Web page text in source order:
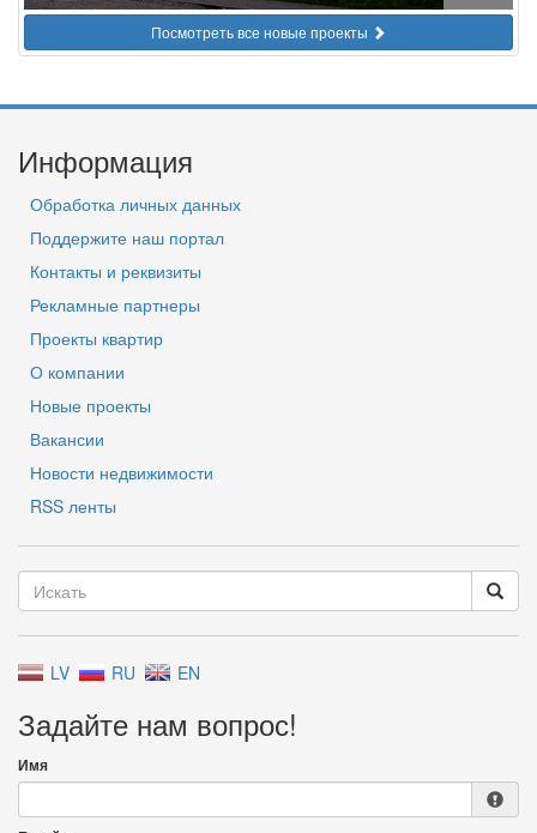
Посмотреть все новые проекты
Информация
Обработка личных данных
Поддержите наш портал
Контакты и реквизиты
Рекламные партнеры
Проекты квартир
О компании
Новые проекты
Вакансии
Новости недвижимости
RSS ленты
LV RU EN
Задайте нам вопрос!
Имя